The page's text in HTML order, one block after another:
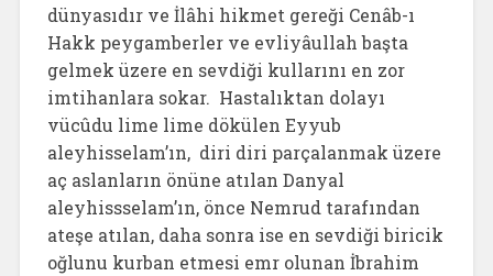
dünyasıdır ve İlâhi hikmet gereği Cenâb-ı
Hakk peygamberler ve evliyâullah başta
gelmek üzere en sevdiği kullarını en zor
imtihanlara sokar. Hastalıktan dolayı
vücûdu lime lime dökülen Eyyub
aleyhisselam’ın, diri diri parçalanmak üzere
aç aslanların önüne atılan Danyal
aleyhissselam’ın, önce Nemrud tarafından
ateşe atılan, daha sonra ise en sevdiği biricik
oğlunu kurban etmesi emr olunan İbrahim